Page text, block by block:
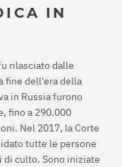
IN
rilasciato dalle
fine dell'era della
in Russia furono
fino a 290.000
Nel 2017, la Corte
tutte le persone
di culto. Sono iniziate